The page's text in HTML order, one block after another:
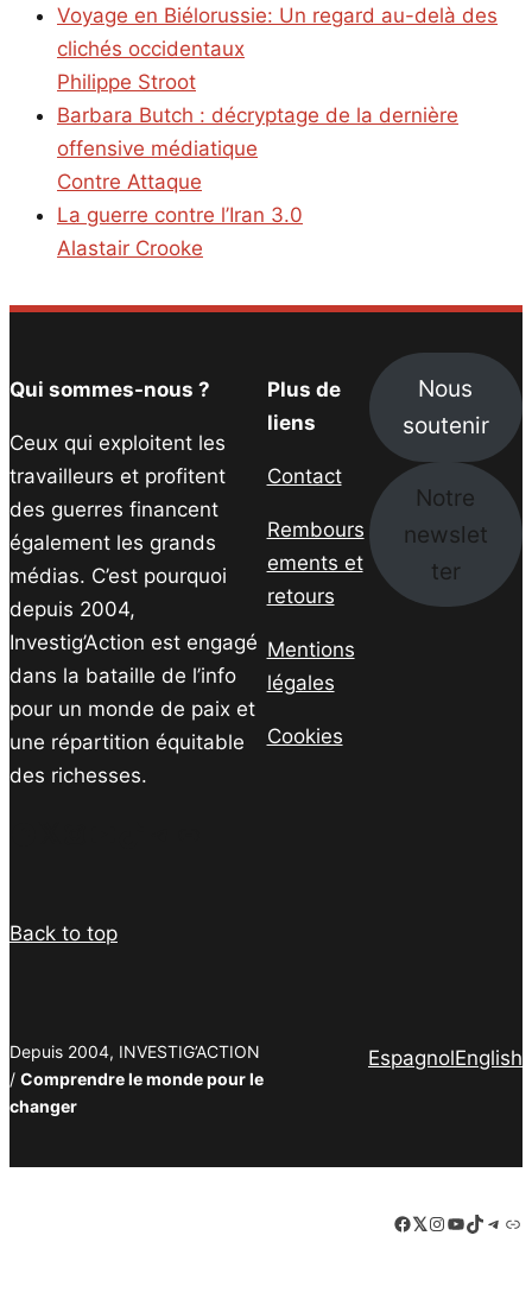
Voyage en Biélorussie: Un regard au-delà des
clichés occidentaux
Philippe Stroot
Barbara Butch : décryptage de la dernière
offensive médiatique
Contre Attaque
La guerre contre l’Iran 3.0
Alastair Crooke
Qui sommes-nous ?
Ceux qui exploitent les
travailleurs et profitent
des guerres financent
également les grands
médias. C’est pourquoi
depuis 2004,
Investig’Action est engagé
dans la bataille de l’info
pour un monde de paix et
une répartition équitable
des richesses.
Plus de
liens
Contact
Rembours
ements et
retours
Mentions
légales
Cookies
Nous
soutenir
Notre
newslet
ter
Back to top
Depuis 2004, INVESTIG’ACTION
/ Comprendre le monde pour le
changer
EspagnolEnglish
Facebook
LinkedIn
Instagram
YouTube
TikTok